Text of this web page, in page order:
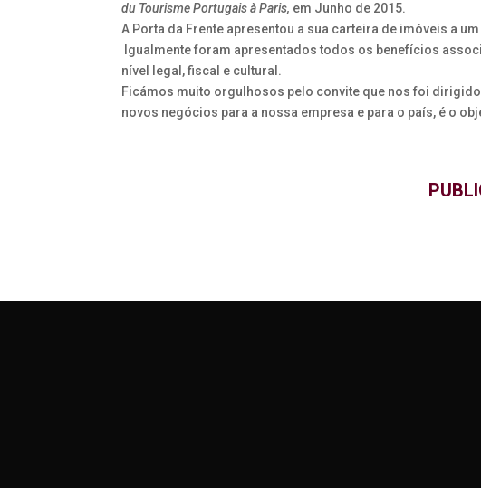
du Tourisme Portugais à Paris, em Junho de 2015.
A Porta da Frente apresentou a sua carteira de imóveis a
Igualmente foram apresentados todos os benefícios
nível legal, fiscal e cultural.
Ficámos muito orgulhosos pelo convite que nos foi
novos negócios para a nossa empresa e para o país, é o